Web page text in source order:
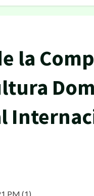
la